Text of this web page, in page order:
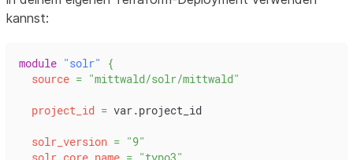
kannst:
module "solr"
{
source = "mittwald/solr/mittwald"
project_id = var.project_id
solr_version = "9"